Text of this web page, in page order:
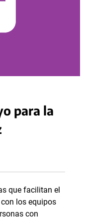
para la
que facilitan el
los equipos
con